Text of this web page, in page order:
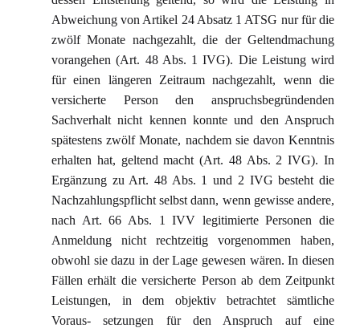
Abweichung von Artikel 24 Absatz 1 ATSG nur für die
zwölf Monate nachgezahlt, die der Geltendmachung
vorangehen (Art. 48 Abs. 1 IVG). Die Leistung wird
für einen längeren Zeitraum nachgezahlt, wenn die
versicherte Person den anspruchsbegründenden
Sachverhalt nicht kennen konnte und den Anspruch
spätestens zwölf Monate, nachdem sie davon Kenntnis
erhalten hat, geltend macht (Art. 48 Abs. 2 IVG). In
Ergänzung zu Art. 48 Abs. 1 und 2 IVG besteht die
Nachzahlungspflicht selbst dann, wenn gewisse andere,
nach Art. 66 Abs. 1 IVV legitimierte Personen die
Anmeldung nicht rechtzeitig vorgenommen haben,
obwohl sie dazu in der Lage gewesen wären. In diesen
Fällen erhält die versicherte Person ab dem Zeitpunkt
Leistungen, in dem objektiv betrachtet sämtliche
Voraus- setzungen für den Anspruch auf eine